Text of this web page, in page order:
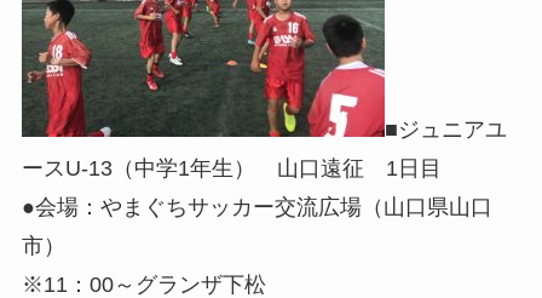
■ジュニアユ
ースU-13（中学1年生） 山口遠征 1日目
●会場：やまぐちサッカー交流広場（山口県山口
市）
※11：00～グランザ下松